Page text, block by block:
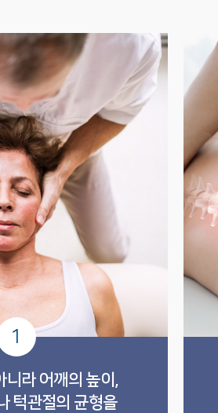
1
니라 어깨의 높이,
턱관절의 균형을